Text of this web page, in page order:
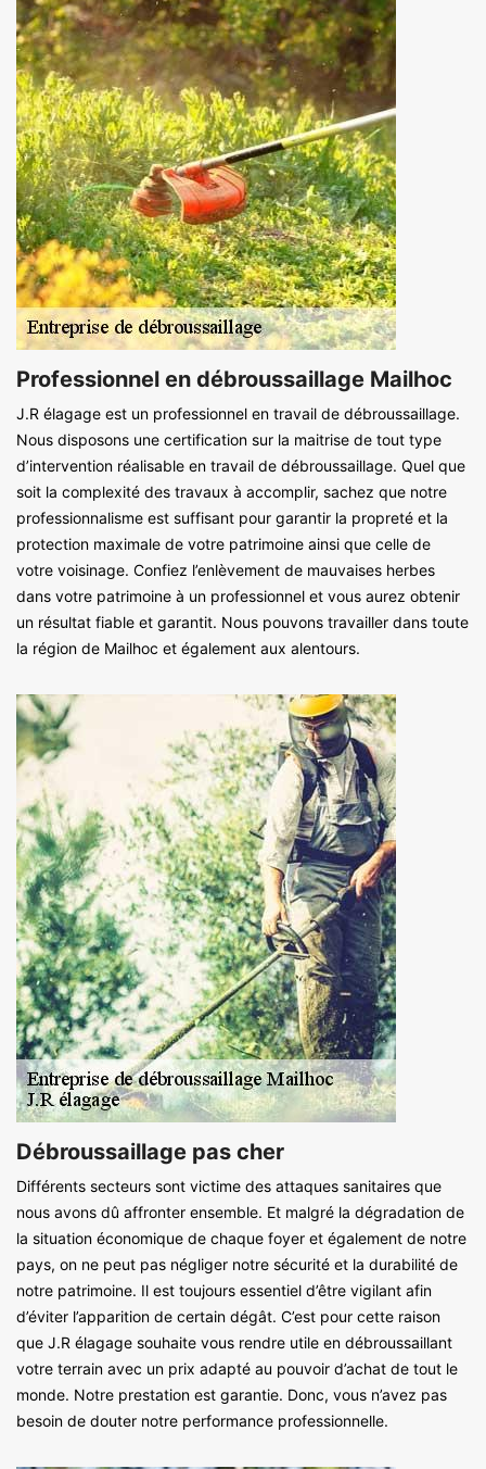
Professionnel en débroussaillage Mailhoc
J.R élagage est un professionnel en travail de débroussaillage.
Nous disposons une certification sur la maitrise de tout type
d’intervention réalisable en travail de débroussaillage. Quel que
soit la complexité des travaux à accomplir, sachez que notre
professionnalisme est suffisant pour garantir la propreté et la
protection maximale de votre patrimoine ainsi que celle de
votre voisinage. Confiez l’enlèvement de mauvaises herbes
dans votre patrimoine à un professionnel et vous aurez obtenir
un résultat fiable et garantit. Nous pouvons travailler dans toute
la région de Mailhoc et également aux alentours.
Débroussaillage pas cher
Différents secteurs sont victime des attaques sanitaires que
nous avons dû affronter ensemble. Et malgré la dégradation de
la situation économique de chaque foyer et également de notre
pays, on ne peut pas négliger notre sécurité et la durabilité de
notre patrimoine. Il est toujours essentiel d’être vigilant afin
d’éviter l’apparition de certain dégât. C’est pour cette raison
que J.R élagage souhaite vous rendre utile en débroussaillant
votre terrain avec un prix adapté au pouvoir d’achat de tout le
monde. Notre prestation est garantie. Donc, vous n’avez pas
besoin de douter notre performance professionnelle.